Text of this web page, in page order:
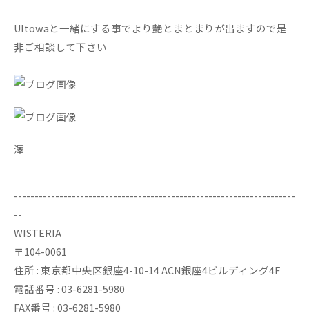
Ultowaと一緒にする事でより艶とまとまりが出ますので是
非ご相談して下さい
澤
--------------------------------------------------------------------
--
WISTERIA
〒104-0061
住所 : 東京都中央区銀座4-10-14 ACN銀座4ビルディング4F
電話番号 : 03-6281-5980
FAX番号 : 03-6281-5980